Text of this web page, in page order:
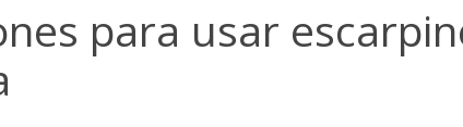
para usar